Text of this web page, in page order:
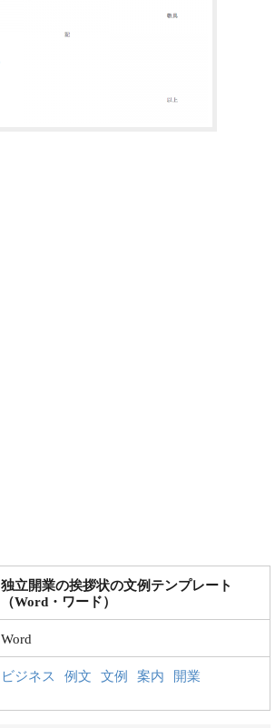
独立開業の挨拶状の文例テンプレート
（Word・ワード）
Word
ビジネス 例文 文例 案内 開業